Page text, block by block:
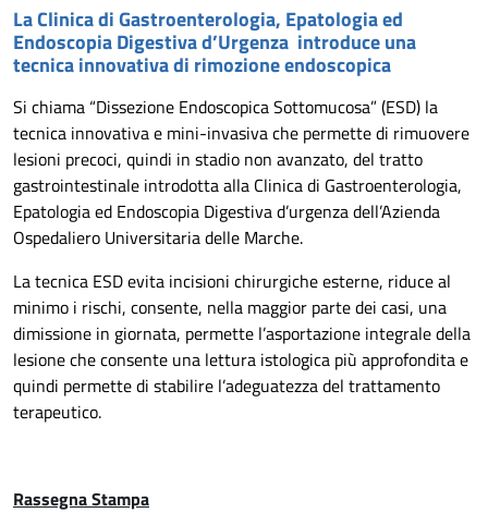
La Clinica di Gastroenterologia, Epatologia ed
Endoscopia Digestiva d’Urgenza introduce una
tecnica innovativa di rimozione endoscopica
Si chiama “Dissezione Endoscopica Sottomucosa” (ESD) la
tecnica innovativa e mini-invasiva che permette di rimuovere
lesioni precoci, quindi in stadio non avanzato, del tratto
gastrointestinale introdotta alla Clinica di Gastroenterologia,
Epatologia ed Endoscopia Digestiva d’urgenza dell’Azienda
Ospedaliero Universitaria delle Marche.
La tecnica ESD evita incisioni chirurgiche esterne, riduce al
minimo i rischi, consente, nella maggior parte dei casi, una
dimissione in giornata, permette l’asportazione integrale della
lesione che consente una lettura istologica più approfondita e
quindi permette di stabilire l’adeguatezza del trattamento
terapeutico.
Rassegna Stampa